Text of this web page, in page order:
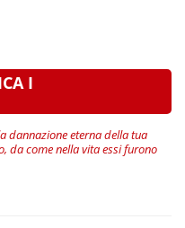
I
dannazione eterna della tua
da come nella vita essi furono